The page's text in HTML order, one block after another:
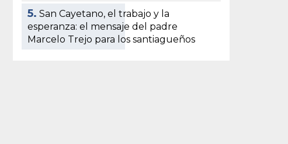
5. San Cayetano, el trabajo y la
esperanza: el mensaje del padre
Marcelo Trejo para los santiagueños